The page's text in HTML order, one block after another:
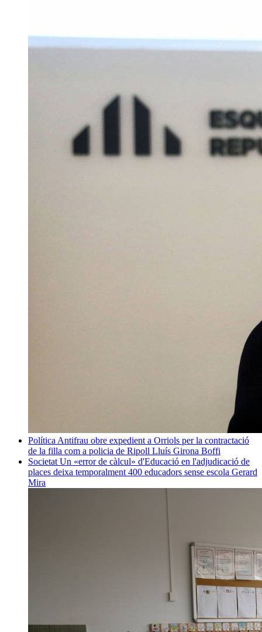
Política Antifrau obre expedient a Orriols per la contractació
de la filla com a policia de Ripoll Lluís Girona Boffi
Societat Un «error de càlcul» d'Educació en l'adjudicació de
places deixa temporalment 400 educadors sense escola Gerard
Mira